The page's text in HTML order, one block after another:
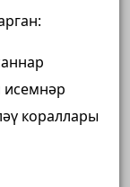
кораллары